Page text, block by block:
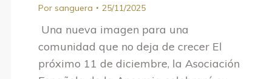
Por sanguera 25/11/2025
Una nueva imagen para una
comunidad que no deja de crecer El
próximo 11 de diciembre, la Asociación